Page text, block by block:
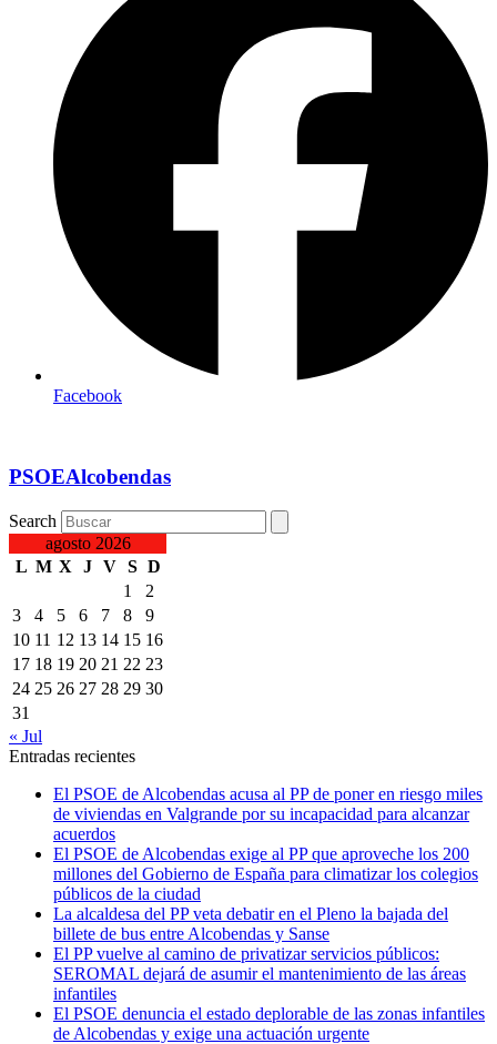
Facebook
PSOEAlcobendas
Search
agosto 2026
L M X J V S D
1
2
3
4 5 6 7 8
9
10 11 12 13 14 15 16
17 18 19 20 21 22 23
24 25 26 27 28 29 30
31
« Jul
Entradas recientes
El PSOE de Alcobendas acusa al PP de poner en riesgo miles
de viviendas en Valgrande por su incapacidad para alcanzar
acuerdos
El PSOE de Alcobendas exige al PP que aproveche los 200
millones del Gobierno de España para climatizar los colegios
públicos de la ciudad
La alcaldesa del PP veta debatir en el Pleno la bajada del
billete de bus entre Alcobendas y Sanse
El PP vuelve al camino de privatizar servicios públicos:
SEROMAL dejará de asumir el mantenimiento de las áreas
infantiles
El PSOE denuncia el estado deplorable de las zonas infantiles
de Alcobendas y exige una actuación urgente